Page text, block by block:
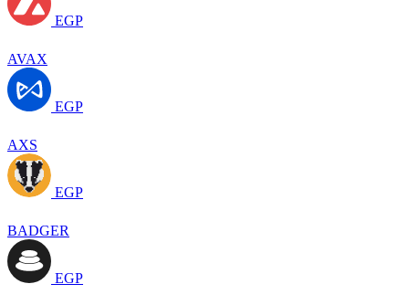
EGP
AVAX
EGP
AXS
EGP
BADGER
EGP